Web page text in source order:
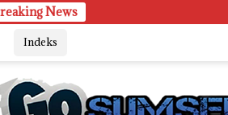
News
Indeks